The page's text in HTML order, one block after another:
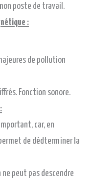
poste de travail.
:
de pollution
Fonction sonore.
car, en
de dédterminer la
ne peut pas descendre